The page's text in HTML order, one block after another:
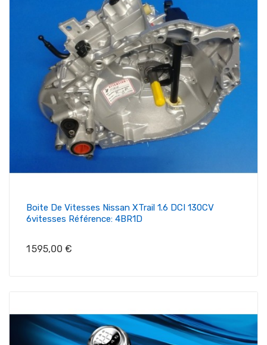
Boite De Vitesses Nissan XTrail 1.6 DCI 130CV
6vitesses Référence: 4BR1D
Prix
1 595,00 €